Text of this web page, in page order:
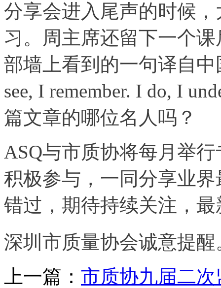
分享会进入尾声的时候
习。周主席还留下一个
部墙上看到的一句译自中
see, I remember. I do, I
篇文章的哪位名人吗？
ASQ与市质协将每月举
积极参与，一同分享业
错过，期待持续关注，
深圳市质量协会诚意提
上一篇： 市质协九届二